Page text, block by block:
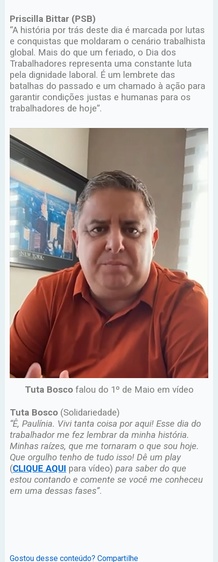
Priscilla Bittar (PSB)
“A história por trás deste dia é marcada por lutas
e conquistas que moldaram o cenário trabalhista
global. Mais do que um feriado, o Dia dos
Trabalhadores representa uma constante luta
pela dignidade laboral. É um lembrete das
batalhas do passado e um chamado à ação para
garantir condições justas e humanas para os
trabalhadores de hoje”.
Tuta Boscofalou do 1º de Maio em vídeo
Tuta Bosco (Solidariedade)
“Ê, Paulínia. Vivi tanta coisa por aqui! Esse dia do
trabalhador me fez lembrar da minha história.
Minhas raízes, que me tornaram o que sou hoje.
Que orgulho tenho de tudo isso! Dê um play
(CLIQUE AQUI para vídeo) para saber do que
estou contando e comente se você me conheceu
em uma dessas fases”.
Gostou desse conteúdo? Compartilhe